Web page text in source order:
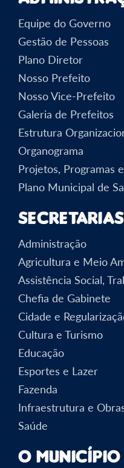
Equipe do Governo
Gestão de Pessoas
Plano Diretor
Nosso Prefeito
Nosso Vice-Prefeito
Galeria de Prefeitos
Estrutura
Organograma
Projetos, Programas
Plano Municipal de
Secretarias
Administração
Agricultura e Meio
Assistência Social,
Chefia de Gabinete
Cidade e
Cultura e Turismo
Educação
Esportes e Lazer
Fazenda
Infraestrutura e
Saúde
O Município